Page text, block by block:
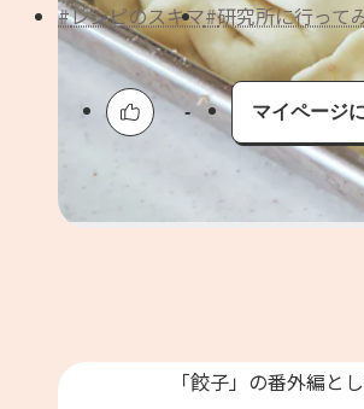
レシピのスキマ 研究所に行って
-
マイページ
保存済み
「餃子」の番外編と